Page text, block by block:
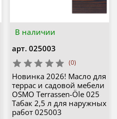
В наличии
арт. 025003
(0)
Новинка 2026! Масло для
террас и садовой мебели
OSMO Terrassen-Öle 025
Табак 2,5 л для наружных
работ 025003